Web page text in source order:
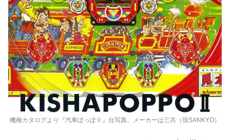
機種カタログより『汽車ぽっぽⅡ』台写真。メーカーは三共（現SANKYO）